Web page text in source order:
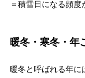
＝積雪日になる頻度
暖冬・寒冬・年
暖冬と呼ばれる年に